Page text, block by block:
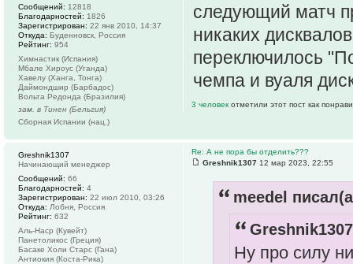
следующий матч
никаких
переключилось
чемпа и вуаля
3 человек отметили этот пост как
Сообщений: 12818
Благодарностей: 1826
Зарегистрирован: 22 янв 2010, 14:37
Откуда: Буденновск, Россия
Рейтинг: 954
Химнастик (Испания)
Мбале Хироус (Уганда)
Хавелу (Ханга, Тонга)
Даймондшир (Барбадос)
Вольта Редонда (Бразилия)
зам. в Тинен (Бельгия)
Сборная Испании (нац.)
Re: А не пора бы отделить???
Greshnik1307 12 мар 2023, 22:55
meedel
Ну про силу
Greshnik1307
Начинающий менеджер
Сообщений: 66
Благодарностей: 4
Зарегистрирован: 22 июл 2010, 03:26
Откуда: Лобня, Россия
Рейтинг: 632
Аль-Наср (Кувейт)
Панетоликос (Греция)
Басаке Холи Старс (Гана)
Антиокия (Коста-Рика)